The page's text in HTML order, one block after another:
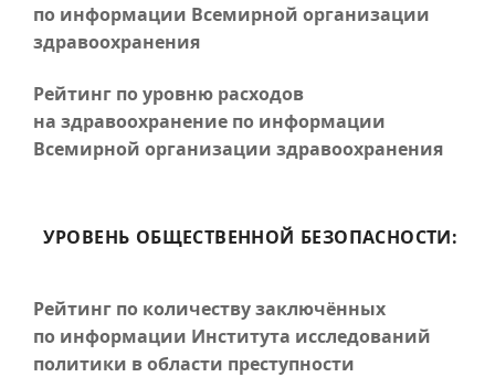
по информации Всемирной организации
здравоохранения
Рейтинг по уровню расходов
на здравоохранение по информации
Всемирной организации здравоохранения
УРОВЕНЬ ОБЩЕСТВЕННОЙ БЕЗОПАСНОСТИ:
Рейтинг по количеству заключённых
по информации Института исследований
политики в области преступности